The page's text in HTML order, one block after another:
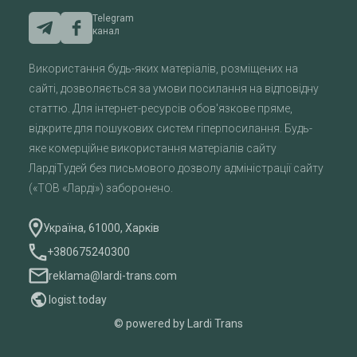
Telegram
канал
Використання будь-яких матеріалів, розміщених на
сайті, дозволяється за умови посилання на відповідну
статтю. Для інтернет-ресурсів обов'язкове пряме,
відкрите для пошукових систем гіперпосилання. Будь-
яке комерційне використання матеріалів сайту
ЛардіТудей без письмового дозволу адміністрації сайту
(«ТОВ «Ларді») заборонено.
Україна, 61000, Харків
+380675240300
reklama@lardi-trans.com
logist.today
© powered by Lardi Trans